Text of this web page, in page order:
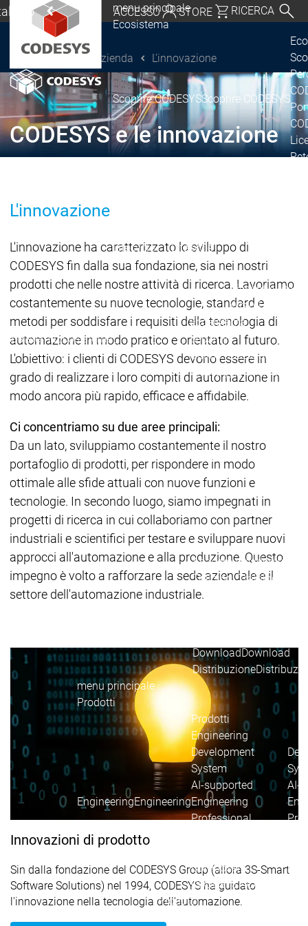
| Deutsch
USA | English
Italia | Italiano
China | 中文
ACCESSO STORE RICERCA
EcosistemaEcosistema
menu principale
Ecosistema
Scoprire CODESYSScoprire CODESYS
Lifecycle
Lifecycle
Annunci e
aggiornamenti
Discontinuità
Wrap-Up &
SecuritySecurity
Ecosistema
Security
Ultime notizie sulla
Messaggio di sicurezza
ServicesServices
Ecosistema
Services
SupportoSupporto
Academy
Training
Academy
Training
DownloadDownload
Distribuzione
menu principale
Prodotti
EngineeringEngineering
Prodotti
Engineering
Development
System
AI-supported
Engineering
AI-
Professional
Composer
CODESYS 4CODESYS 4
Prodotti
CODESYS Group
L'azienda L'innovazione
CODESYS e le innovazione
L'innovazione
L'innovazione ha caratterizzato lo sviluppo di
CODESYS fin dalla sua fondazione, sia nei nostri
prodotti che nelle nostre attività di ricerca. Lavoriamo
costantemente su nuove tecnologie, standard e
metodi per soddisfare i requisiti della tecnologia di
automazione in modo pratico e orientato al futuro.
L'obiettivo: i clienti di CODESYS devono essere in
grado di realizzare i loro compiti di automazione in
modo ancora più rapido, efficace e affidabile.
Ci concentriamo su due aree principali:
Da un lato, sviluppiamo costantemente il nostro
portafoglio di prodotti, per rispondere in modo
ottimale alle sfide attuali con nuove funzioni e
tecnologie. In secondo luogo, siamo impegnati in
progetti di ricerca in cui collaboriamo con partner
industriali e scientifici per testare e sviluppare nuovi
approcci all'automazione e alla produzione. Questo
impegno è volto a rafforzare la sede aziendale e il
settore dell'automazione industriale.
Innovazioni di prodotto
Sin dalla fondazione del CODESYS Group (allora 3S-Smart
Software Solutions) nel 1994, CODESYS ha guidato
l'innovazione nella tecnologia dell'automazione.